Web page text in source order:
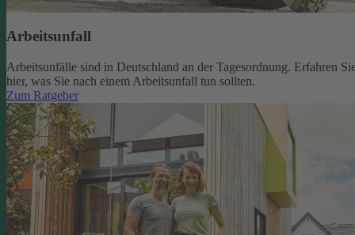
Arbeitsunfall
Arbeitsunfälle sind in Deutschland an der Tagesordnung. Erfahren
hier, was Sie nach einem Arbeitsunfall tun sollten.
Zum Ratgeber